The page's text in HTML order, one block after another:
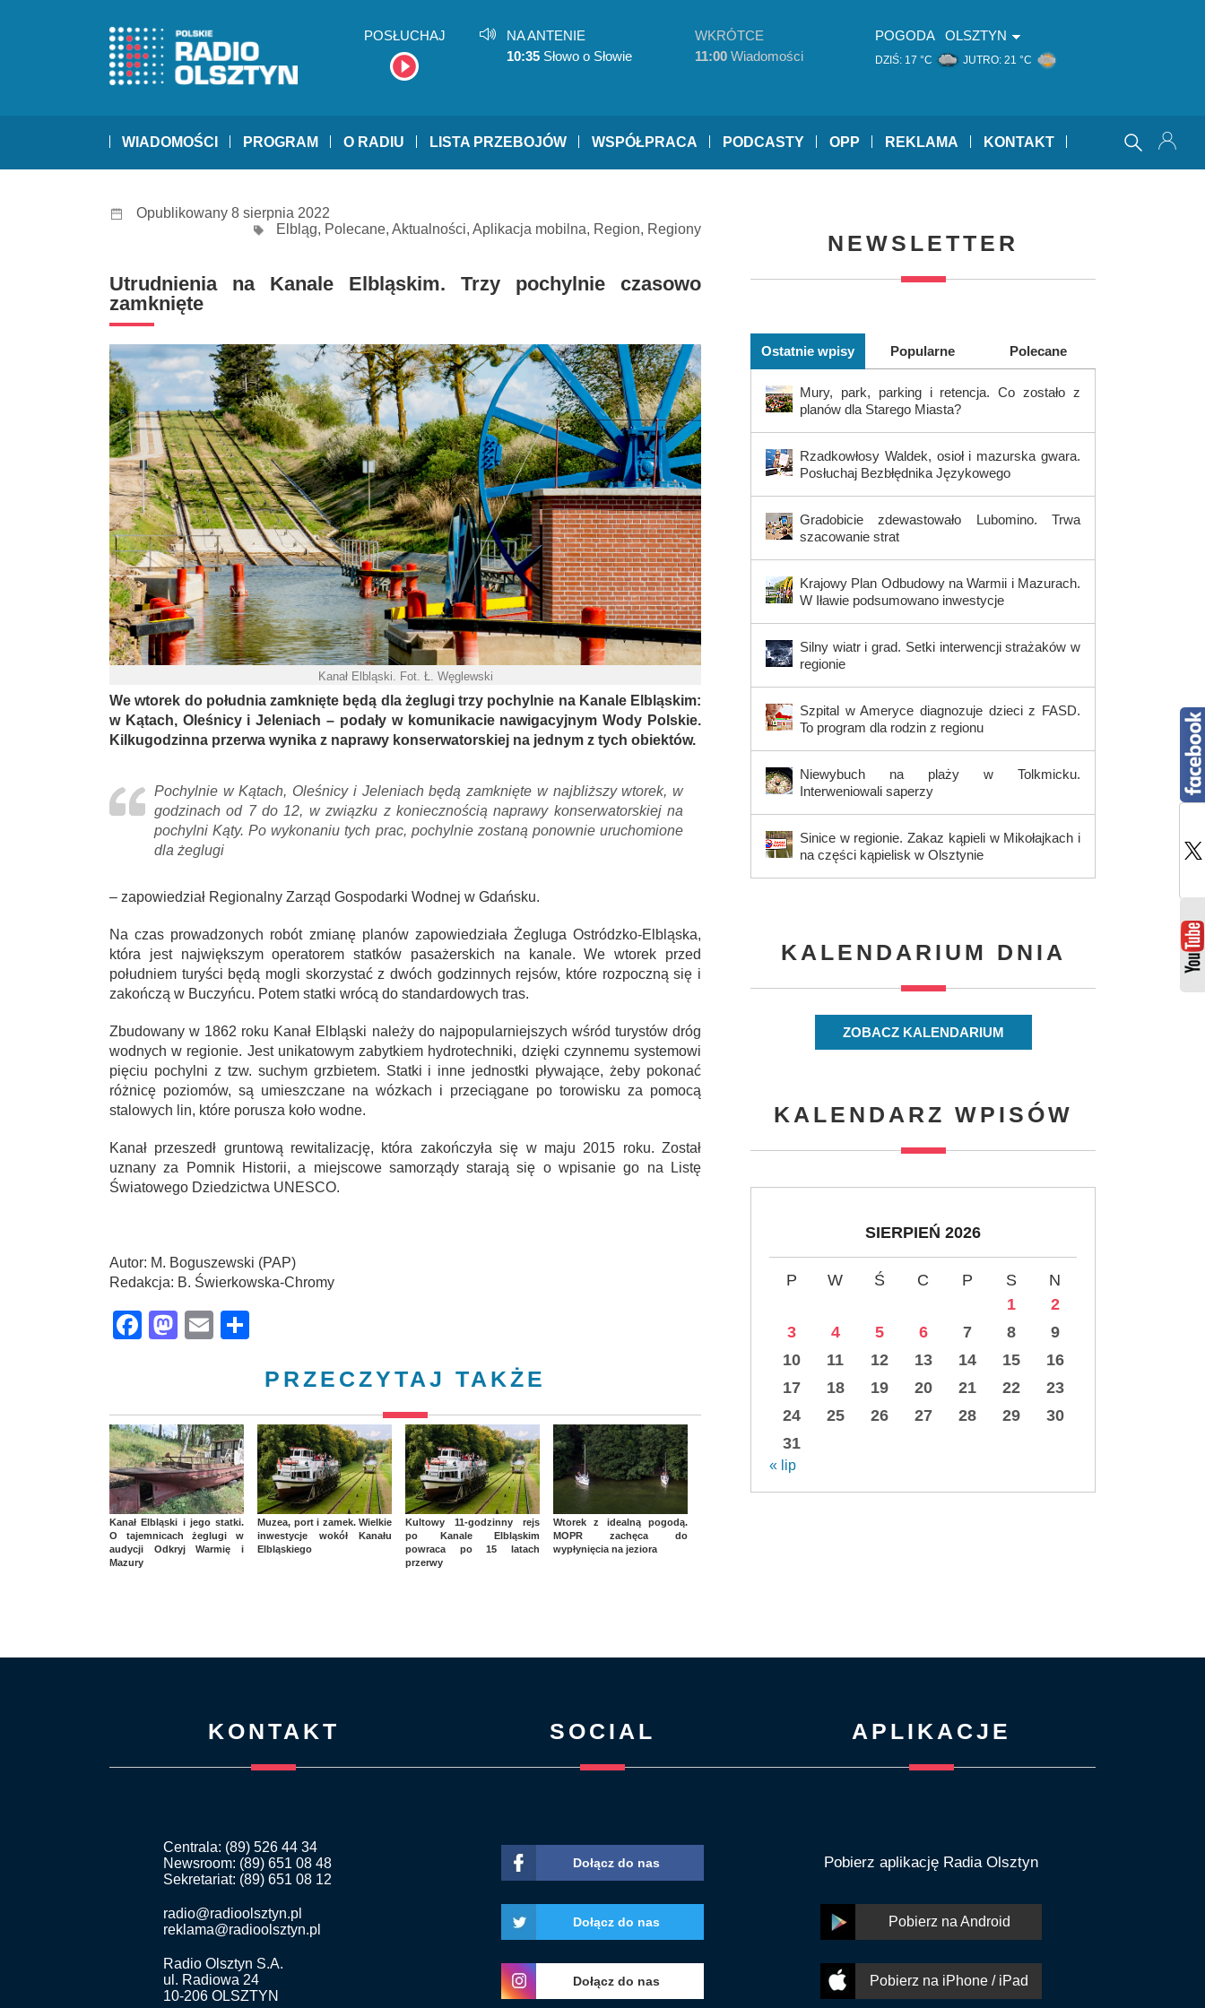
POSŁUCHAJ
NA ANTENIE
10:35 Słowo o Słowie
WKRÓTCE
11:00 Wiadomości
POGODA OLSZTYN
DZIŚ: 17 °C JUTRO: 21 °C
WIADOMOŚCI PROGRAM O RADIU LISTA PRZEBOJÓW WSPÓŁPRACA PODCASTY OPP REKLAMA KONTAKT
Opublikowany 8 sierpnia 2022
Elbląg, Polecane, Aktualności, Aplikacja mobilna, Region, Regiony
Utrudnienia na Kanale Elbląskim. Trzy pochylnie czasowo
zamknięte
Kanał Elbląski. Fot. Ł. Węglewski
We wtorek do południa zamknięte będą dla żeglugi trzy pochylnie na Kanale Elbląskim:
w Kątach, Oleśnicy i Jeleniach – podały w komunikacie nawigacyjnym Wody Polskie.
Kilkugodzinna przerwa wynika z naprawy konserwatorskiej na jednym z tych obiektów.
Pochylnie w Kątach, Oleśnicy i Jeleniach będą zamknięte w najbliższy wtorek, w
godzinach od 7 do 12, w związku z koniecznością naprawy konserwatorskiej na
pochylni Kąty. Po wykonaniu tych prac, pochylnie zostaną ponownie uruchomione
dla żeglugi
– zapowiedział Regionalny Zarząd Gospodarki Wodnej w Gdańsku.
Na czas prowadzonych robót zmianę planów zapowiedziała Żegluga Ostródzko-Elbląska,
która jest największym operatorem statków pasażerskich na kanale. We wtorek przed
południem turyści będą mogli skorzystać z dwóch godzinnych rejsów, które rozpoczną się i
zakończą w Buczyńcu. Potem statki wrócą do standardowych tras.
Zbudowany w 1862 roku Kanał Elbląski należy do najpopularniejszych wśród turystów dróg
wodnych w regionie. Jest unikatowym zabytkiem hydrotechniki, dzięki czynnemu systemowi
pięciu pochylni z tzw. suchym grzbietem. Statki i inne jednostki pływające, żeby pokonać
różnicę poziomów, są umieszczane na wózkach i przeciągane po torowisku za pomocą
stalowych lin, które porusza koło wodne.
Kanał przeszedł gruntową rewitalizację, która zakończyła się w maju 2015 roku. Został
uznany za Pomnik Historii, a miejscowe samorządy starają się o wpisanie go na Listę
Światowego Dziedzictwa UNESCO.
Autor: M. Boguszewski (PAP)
Redakcja: B. Świerkowska-Chromy
Facebook
Mastodon
Email
PRZECZYTAJ TAKŻE
Kanał Elbląski i jego statki.
O tajemnicach żeglugi w
audycji Odkryj Warmię i
Mazury
Muzea, port i zamek. Wielkie
inwestycje wokół Kanału
Elbląskiego
Kultowy 11-godzinny rejs
po Kanale Elbląskim
powraca po 15 latach
przerwy
Wtorek z idealną pogodą.
MOPR zachęca do
wypłynięcia na jeziora
NEWSLETTER
Ostatnie wpisy Popularne Polecane
Mury, park, parking i retencja. Co zostało z
planów dla Starego Miasta?
Rzadkowłosy Waldek, osioł i mazurska gwara.
Posłuchaj Bezbłędnika Językowego
Gradobicie zdewastowało Lubomino. Trwa
szacowanie strat
Krajowy Plan Odbudowy na Warmii i Mazurach.
W Iławie podsumowano inwestycje
Silny wiatr i grad. Setki interwencji strażaków w
regionie
Szpital w Ameryce diagnozuje dzieci z FASD.
To program dla rodzin z regionu
Niewybuch na plaży w Tolkmicku.
Interweniowali saperzy
Sinice w regionie. Zakaz kąpieli w Mikołajkach i
na części kąpielisk w Olsztynie
KALENDARIUM DNIA
ZOBACZ KALENDARIUM
KALENDARZ WPISÓW
SIERPIEŃ 2026
P W Ś C P S
N
1
2
3
4 5 6 7 8
9
10
11 12 13 14 15
16
17
18 19 20 21 22
23
24
25 26 27 28 29
30
31
« lip
KONTAKT
Centrala: (89) 526 44 34
Newsroom: (89) 651 08 48
Sekretariat: (89) 651 08 12
radio@radioolsztyn.pl
reklama@radioolsztyn.pl
Radio Olsztyn S.A.
ul. Radiowa 24
10-206 OLSZTYN
SOCIAL
Dołącz do nas
Dołącz do nas
Dołącz do nas
APLIKACJE
Pobierz aplikację Radia Olsztyn
Pobierz na Android
Pobierz na iPhone / iPad